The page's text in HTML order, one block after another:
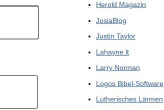
Herold Magazin
JosiaBlog
Justin Taylor
Lahayne.lt
Larry Norman
Logos Bibel-Software
Lutherisches Lärmen